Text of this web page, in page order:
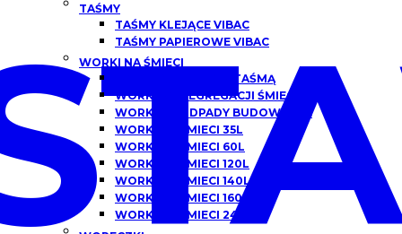
TAŚMY
TAŚMY KLEJĄCE VIBAC
TAŚMY PAPIEROWE VIBAC
WORKI NA ŚMIECI
WORKI NA ŚMIECI Z TAŚMĄ
WORKI DO SEGREGACJI ŚMIECI
WORKI NA ODPADY BUDOWLANE
WORKI NA ŚMIECI 35L
WORKI NA ŚMIECI 60L
WORKI NA ŚMIECI 120L
WORKI NA ŚMIECI 140L
WORKI NA ŚMIECI 160L
WORKI NA ŚMIECI 240L